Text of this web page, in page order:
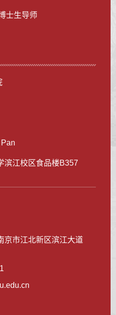
士生导师
滨江校区食品楼B357
京市江北新区滨江大道